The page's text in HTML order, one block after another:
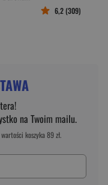
6,2 (309)
na Twoim mailu.
koszyka 89 zł.